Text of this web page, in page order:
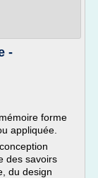
-
forme
appliquée.
des savoirs
du design